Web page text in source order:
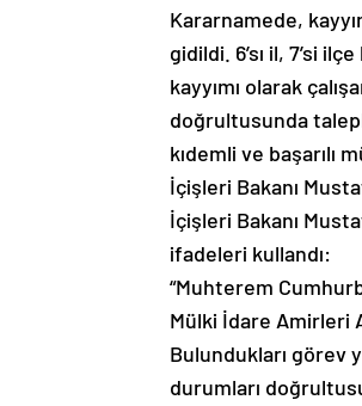
Kararnamede,
gidildi. 6’sı il, 7’si
kayyımı olarak
doğrultusunda
kıdemli ve başarılı
İçişleri Bakanı
İçişleri Bakanı
ifadeleri kullandı:
“Muhterem
Mülki İdare Amirleri
Bulundukları görev
durumları